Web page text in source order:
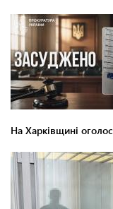
На Харківщині